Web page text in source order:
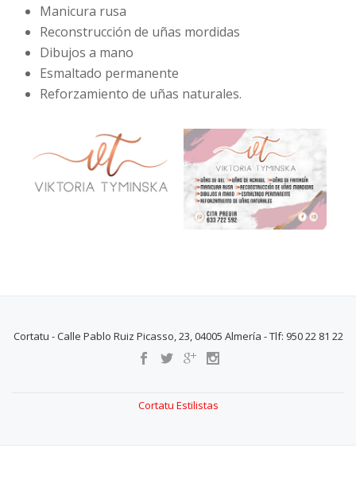
Manicura rusa
Reconstrucción de uñas mordidas
Dibujos a mano
Esmaltado permanente
Reforzamiento de uñas naturales.
Cortatu - Calle Pablo Ruiz Picasso, 23, 04005 Almería - Tlf: 950 22 81 22
Cortatu Estilistas